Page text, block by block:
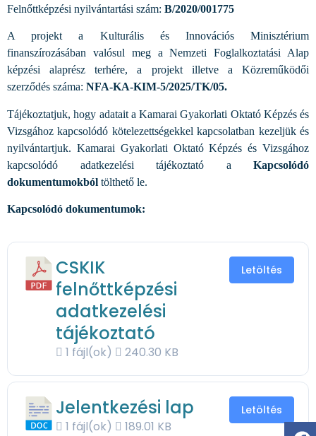
Felnőttképzési nyilvántartási szám: B/2020/001775
A projekt a Kulturális és Innovációs Minisztérium
finanszírozásában valósul meg a Nemzeti Foglalkoztatási Alap
képzési alaprész terhére, a projekt illetve a Közreműködői
szerződés száma: NFA-KA-KIM-5/2025/TK/05.
Tájékoztatjuk, hogy adatait a Kamarai Gyakorlati Oktató Képzés és
Vizsgához kapcsolódó kötelezettségekkel kapcsolatban kezeljük és
nyilvántartjuk. Kamarai Gyakorlati Oktató Képzés és Vizsgához
kapcsolódó adatkezelési tájékoztató a Kapcsolódó
dokumentumokból tölthető le.
Kapcsolódó dokumentumok:
CSKIK
felnőttképzési
adatkezelési
tájékoztató
1 fájl(ok) 240.30 KB
Letöltés
Jelentkezési lap
1 fájl(ok) 189.01 KB
Letöltés